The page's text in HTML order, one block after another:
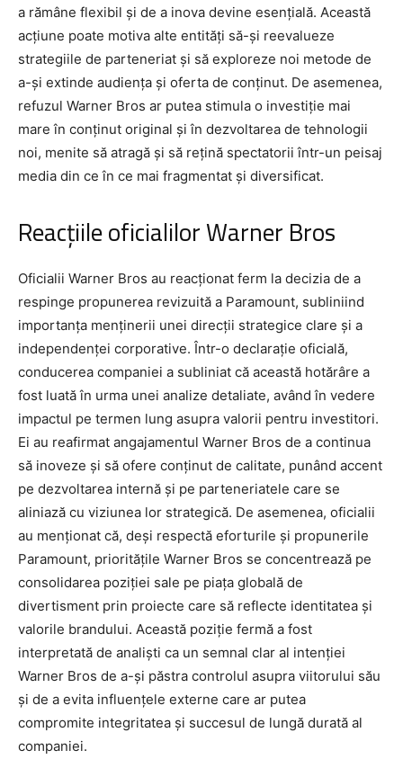
a rămâne flexibil și de a inova devine esențială. Această
acțiune poate motiva alte entități să-și reevalueze
strategiile de parteneriat și să exploreze noi metode de
a-și extinde audiența și oferta de conținut. De asemenea,
refuzul Warner Bros ar putea stimula o investiție mai
mare în conținut original și în dezvoltarea de tehnologii
noi, menite să atragă și să rețină spectatorii într-un peisaj
media din ce în ce mai fragmentat și diversificat.
Reacțiile oficialilor Warner Bros
Oficialii Warner Bros au reacționat ferm la decizia de a
respinge propunerea revizuită a Paramount, subliniind
importanța menținerii unei direcții strategice clare și a
independenței corporative. Într-o declarație oficială,
conducerea companiei a subliniat că această hotărâre a
fost luată în urma unei analize detaliate, având în vedere
impactul pe termen lung asupra valorii pentru investitori.
Ei au reafirmat angajamentul Warner Bros de a continua
să inoveze și să ofere conținut de calitate, punând accent
pe dezvoltarea internă și pe parteneriatele care se
aliniază cu viziunea lor strategică. De asemenea, oficialii
au menționat că, deși respectă eforturile și propunerile
Paramount, prioritățile Warner Bros se concentrează pe
consolidarea poziției sale pe piața globală de
divertisment prin proiecte care să reflecte identitatea și
valorile brandului. Această poziție fermă a fost
interpretată de analiști ca un semnal clar al intenției
Warner Bros de a-și păstra controlul asupra viitorului său
și de a evita influențele externe care ar putea
compromite integritatea și succesul de lungă durată al
companiei.